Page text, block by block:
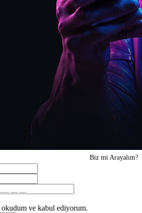
Biz mi Arayalım?
okudum ve kabul ediyorum.